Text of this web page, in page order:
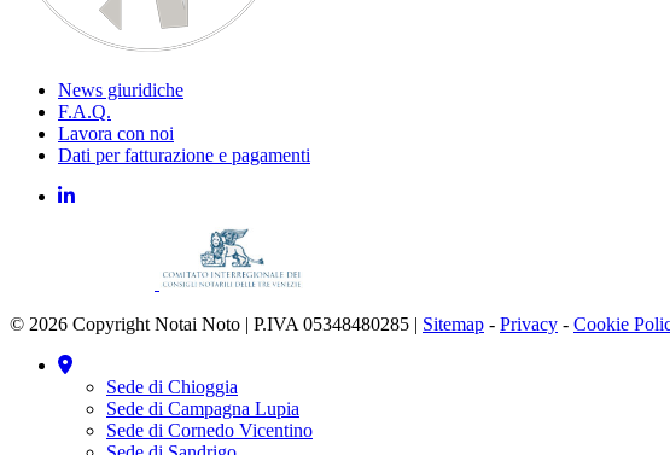
News giuridiche
F.A.Q.
Lavora con noi
Dati per fatturazione e pagamenti
© 2026 Copyright Notai Noto | P.IVA 05348480285 | Sitemap - Privacy - Cookie
Sede di Chioggia
Sede di Campagna Lupia
Sede di Cornedo Vicentino